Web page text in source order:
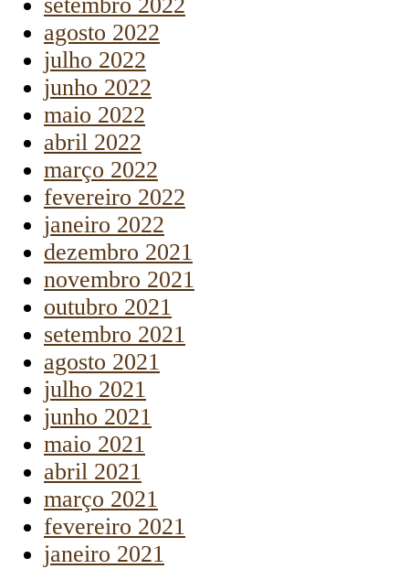
agosto 2022
julho 2022
junho 2022
maio 2022
abril 2022
março 2022
fevereiro 2022
janeiro 2022
dezembro 2021
novembro 2021
outubro 2021
setembro 2021
agosto 2021
julho 2021
junho 2021
maio 2021
abril 2021
março 2021
fevereiro 2021
janeiro 2021